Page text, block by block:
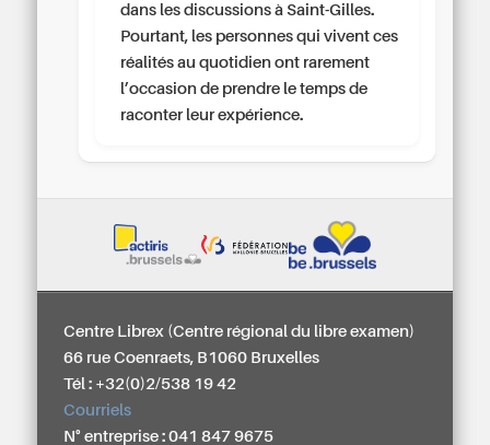
dans les discussions à Saint-Gilles.
Pourtant, les personnes qui vivent ces
réalités au quotidien ont rarement
l’occasion de prendre le temps de
raconter leur expérience.
Centre Librex (Centre régional du libre examen)
66 rue Coenraets, B1060 Bruxelles
Tél : +32(0)2/538 19 42
Courriels
N° entreprise : 041 847 9675